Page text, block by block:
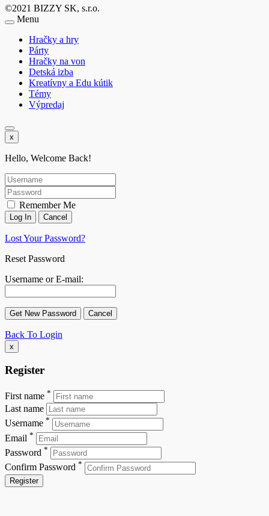
©2021 BIZZY SK, s.r.o.
Menu
Hračky a hry
Párty
Hračky na von
Detská izba
Kreatívny a Edu kútik
Témy
Výpredaj
x
Hello, Welcome Back!
Remember Me
Lost Your Password?
Reset Password
Username or E-mail:
Back To Login
x
Register
First name *
Last name
Username *
Email *
Password *
Confirm Password *
Register